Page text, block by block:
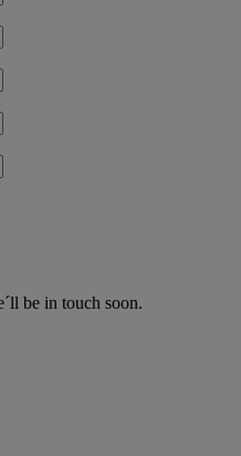
be in touch soon.